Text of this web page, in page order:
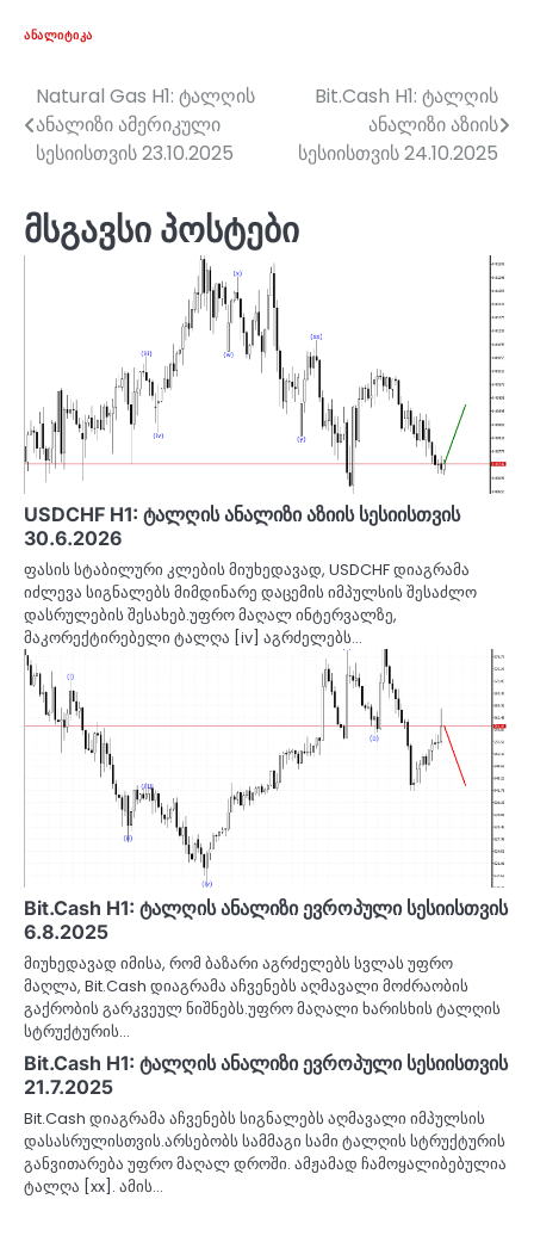
ᲐᲜᲐᲚᲘᲢᲘᲙᲐ
პოსტის
ნავიგაცია
Natural Gas H1: ტალღის
ანალიზი ამერიკული
სესიისთვის 23.10.2025
Bit.Cash H1: ტალღის
ანალიზი აზიის
სესიისთვის 24.10.2025
მსგავსი პოსტები
USDCHF H1: ტალღის ანალიზი აზიის სესიისთვის
30.6.2026
ფასის სტაბილური კლების მიუხედავად, USDCHF დიაგრამა
იძლევა სიგნალებს მიმდინარე დაცემის იმპულსის შესაძლო
დასრულების შესახებ.უფრო მაღალ ინტერვალზე,
მაკორექტირებელი ტალღა [iv] აგრძელებს…
Bit.Cash H1: ტალღის ანალიზი ევროპული სესიისთვის
6.8.2025
მიუხედავად იმისა, რომ ბაზარი აგრძელებს სვლას უფრო
მაღლა, Bit.Cash დიაგრამა აჩვენებს აღმავალი მოძრაობის
გაქრობის გარკვეულ ნიშნებს.უფრო მაღალი ხარისხის ტალღის
სტრუქტურის…
Bit.Cash H1: ტალღის ანალიზი ევროპული სესიისთვის
21.7.2025
Bit.Cash დიაგრამა აჩვენებს სიგნალებს აღმავალი იმპულსის
დასასრულისთვის.არსებობს სამმაგი სამი ტალღის სტრუქტურის
განვითარება უფრო მაღალ დროში. ამჟამად ჩამოყალიბებულია
ტალღა [xx]. ამის…